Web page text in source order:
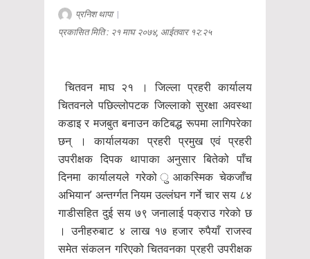
प्रनिश थापा|
प्रकासित मिति : २१ माघ २०७४, आईतवार १२:२५
चितवन माघ २१ । जिल्ला प्रहरी कार्यालय
चितवनले पछिल्लोपटक जिल्लाको सुरक्षा अवस्था
कडाइ र मजबुत बनाउन कटिबद्ध रूपमा लागिपरेका
छन् । कार्यालयका प्रहरी प्रमुख एवं प्रहरी
उपरीक्षक दिपक थापाका अनुसार बितेको पाँच
दिनमा कार्यालयले गरेको ुआकस्मिक चेकजाँच
अभियान’ अन्तर्ग्गत नियम उल्लंघन गर्ने चार सय ८४
गाडीसहित दुई सय ७९ जनालाई पक्राउ गरेको छ
। उनीहरुबाट ४ लाख १७ हजार रुपैयाँ राजस्व
समेत संकलन गरिएको चितवनका प्रहरी उपरीक्षक